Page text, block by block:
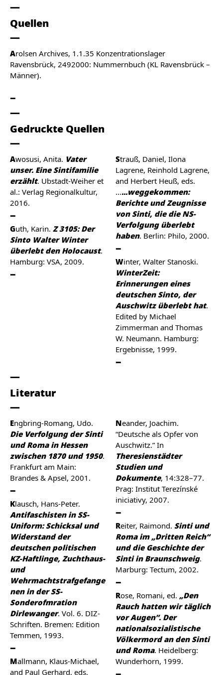
Quellen
Arolsen Archives, 1.1.35 Konzentrationslager
Ravensbrück, 2492000: Nummernbuch (KL Ravensbrück –
Männer).
Gedruckte Quellen
Awosusi, Anita. Vater
unser. Eine Sintifamilie
erzählt. Ubstadt-Weiher et
al.: Verlag Regionalkultur,
2016.
Guth, Karin. Z 3105: Der
Sinto Walter Winter
überlebt den Holocaust.
Hamburg: VSA, 2009.
Strauß, Daniel, Ilona
Lagrene, Reinhold Lagrene,
and Herbert Heuß, eds.
......weggekommen:
Berichte und Zeugnisse
von Sinti, die die NS-
Verfolgung überlebt
haben. Berlin: Philo, 2000.
Winter, Walter Stanoski.
WinterZeit:
Erinnerungen eines
deutschen Sinto, der
Auschwitz überlebt hat.
Edited by Michael
Zimmerman and Thomas
W. Neumann. Hamburg:
Ergebnisse, 1999.
Literatur
Engbring-Romang, Udo.
Die Verfolgung der Sinti
und Roma in Hessen
zwischen 1870 und 1950.
Frankfurt am Main:
Brandes & Apsel, 2001.
Klausch, Hans-Peter.
Antifaschisten in SS-
Uniform: Schicksal und
Widerstand der
deutschen politischen
KZ-Haftlinge, Zuchthaus-
und
Wehrmachtstrafgefange
nen in der SS-
Sonderofmration
Dirlewanger. Vol. 6. DIZ-
Schriften. Bremen: Edition
Temmen, 1993.
Mallmann, Klaus-Michael,
and Paul Gerhard, eds.
Neander, Joachim.
“Deutsche als Opfer von
Auschwitz.” In
Theresienstädter
Studien und
Dokumente, 14:328–77.
Prag: Institut Terezínské
iniciativy, 2007.
Reiter, Raimond. Sinti und
Roma im „Dritten Reich“
und die Geschichte der
Sinti in Braunschweig.
Marburg: Tectum, 2002.
Rose, Romani, ed. „Den
Rauch hatten wir täglich
vor Augen”. Der
nationalsozialistische
Völkermord an den Sinti
und Roma. Heidelberg:
Wunderhorn, 1999.